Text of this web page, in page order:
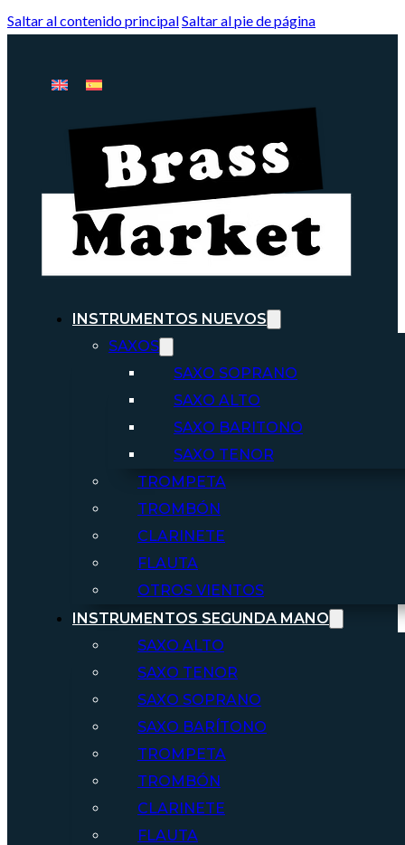
Saltar al contenido principalSaltar al pie de página
INSTRUMENTOS NUEVOS
SAXOS
SAXO SOPRANO
SAXO ALTO
SAXO BARITONO
SAXO TENOR
TROMPETA
TROMBÓN
CLARINETE
FLAUTA
OTROS VIENTOS
INSTRUMENTOS SEGUNDA MANO
SAXO ALTO
SAXO TENOR
SAXO SOPRANO
SAXO BARÍTONO
TROMPETA
TROMBÓN
CLARINETE
FLAUTA